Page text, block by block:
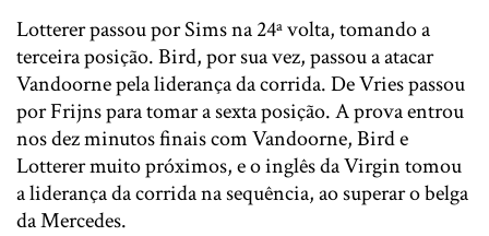
Lotterer passou por Sims na 24ª volta, tomando a
terceira posição. Bird, por sua vez, passou a atacar
Vandoorne pela liderança da corrida. De Vries passou
por Frijns para tomar a sexta posição. A prova entrou
nos dez minutos finais com Vandoorne, Bird e
Lotterer muito próximos, e o inglês da Virgin tomou
a liderança da corrida na sequência, ao superar o belga
da Mercedes.